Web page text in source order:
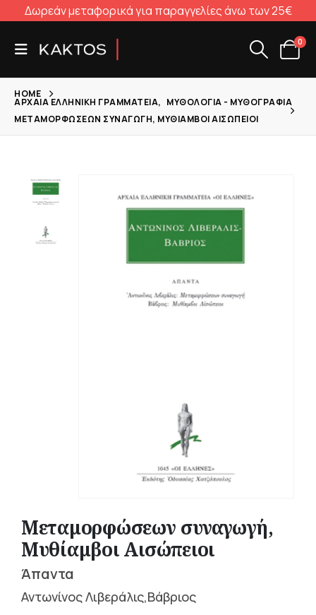
Δωρεάν μεταφορικά για παραγγελίες άνω των 25€
0
HOME
ΑΡΧΑΊΑ ΕΛΛΗΝΙΚΉ ΓΡΑΜΜΑΤΕΊΑ, ΜΥΘΟΛΟΓΊΑ - ΜΥΘΟΓΡΑΦΊΑ
ΜΕΤΑΜΟΡΦΏΣΕΩΝ ΣΥΝΑΓΩΓΉ, ΜΥΘΊΑΜΒΟΙ ΑΙΣΏΠΕΙΟΙ
Μεταμορφώσεων συναγωγή,
Μυθίαμβοι Αισώπειοι
Άπαντα
Αντωνίνος Λιβεράλις,Βάβριος